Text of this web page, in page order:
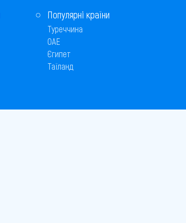
Популярні країни
Туреччина
ОАЕ
Єгипет
Таїланд